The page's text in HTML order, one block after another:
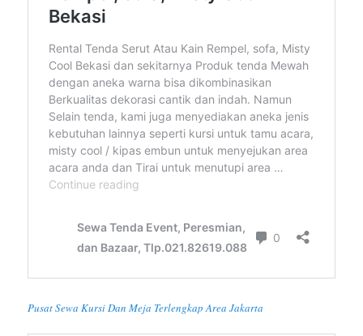
Pusat Sewa Kursi Dan Meja Terlengkap Area Jakarta